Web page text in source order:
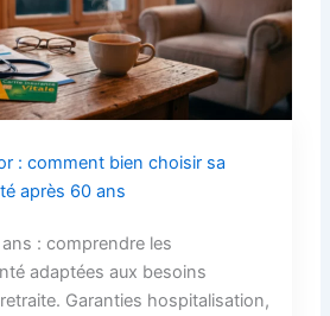
: comment bien choisir sa
après 60 ans
: comprendre les
adaptées aux besoins
Garanties hospitalisation,